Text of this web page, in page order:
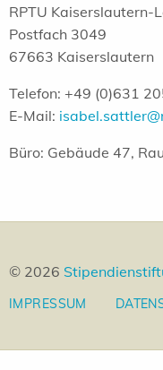
RPTU Kaiserslautern-
Postfach 3049
67663 Kaiserslautern
Telefon: +49 (0)631
E-Mail:
Büro: Gebäude 47,
© 2026
IMPRESSUM